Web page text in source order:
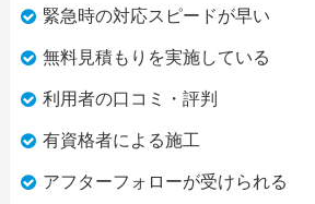
緊急時の対応スピードが早い
無料見積もりを実施している
利用者の口コミ・評判
有資格者による施工
アフターフォローが受けられる